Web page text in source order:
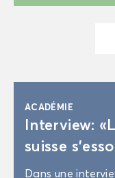
ACA­DÉ­MIE
In­ter­view:
suisse
Dans une